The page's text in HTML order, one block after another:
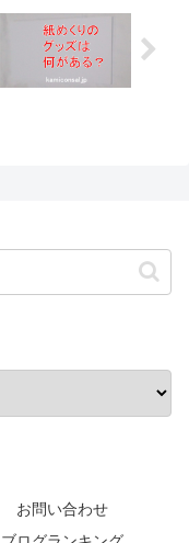
お問い合わせ